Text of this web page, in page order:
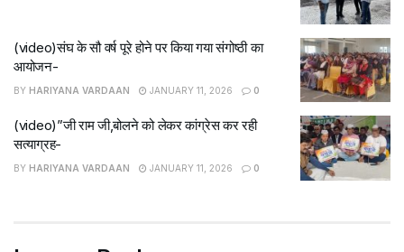
(video)संघ के सौ वर्ष पूरे होने पर किया गया संगोष्ठी का
आयोजन-
BY HARIYANA VARDAAN JANUARY 11, 2026 0
(video)”जी राम जी,बोलने को लेकर कांग्रेस कर रही
सत्याग्रह-
BY HARIYANA VARDAAN JANUARY 11, 2026 0